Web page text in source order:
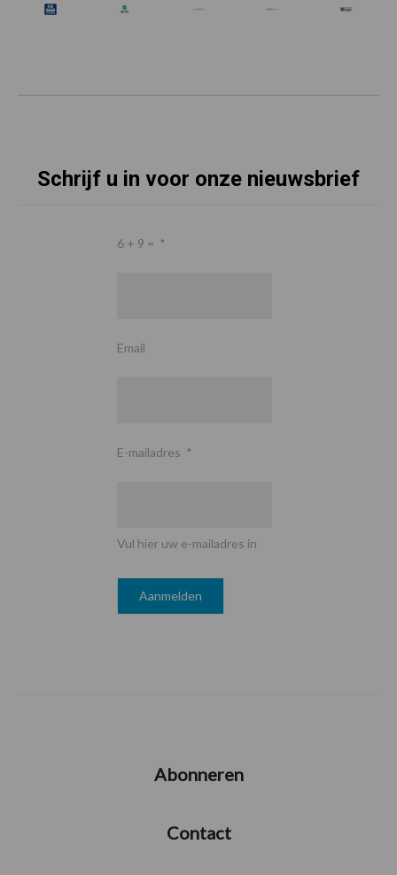
Schrijf u in voor onze nieuwsbrief
6 + 9 = *
Email
E-mailadres *
Vul hier uw e-mailadres in
Abonneren
Contact